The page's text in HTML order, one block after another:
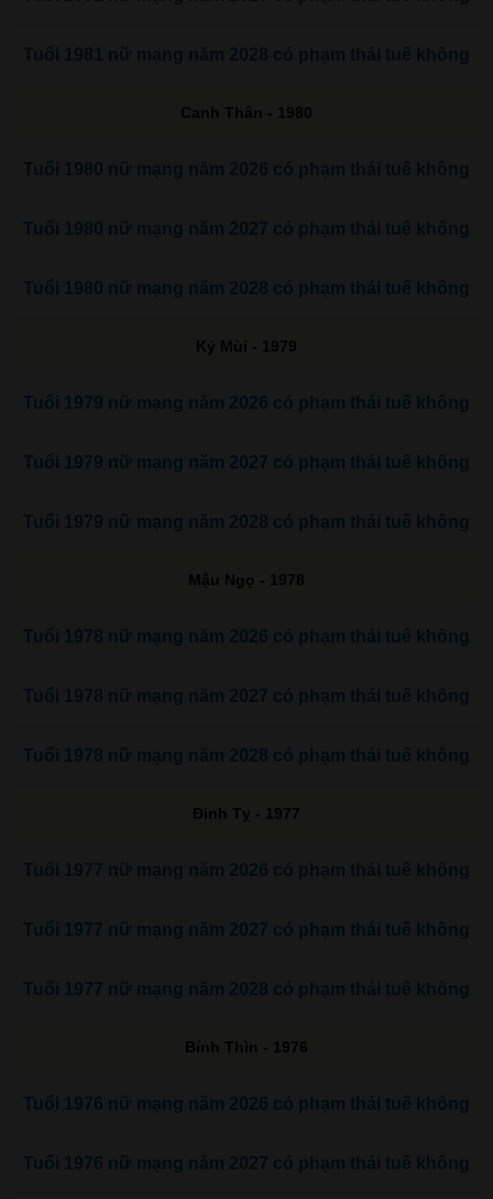
Tuổi 1981 nữ mạng năm 2028 có phạm thái tuế không
Canh Thân - 1980
Tuổi 1980 nữ mạng năm 2026 có phạm thái tuế không
Tuổi 1980 nữ mạng năm 2027 có phạm thái tuế không
Tuổi 1980 nữ mạng năm 2028 có phạm thái tuế không
Kỷ Mùi - 1979
Tuổi 1979 nữ mạng năm 2026 có phạm thái tuế không
Tuổi 1979 nữ mạng năm 2027 có phạm thái tuế không
Tuổi 1979 nữ mạng năm 2028 có phạm thái tuế không
Mậu Ngọ - 1978
Tuổi 1978 nữ mạng năm 2026 có phạm thái tuế không
Tuổi 1978 nữ mạng năm 2027 có phạm thái tuế không
Tuổi 1978 nữ mạng năm 2028 có phạm thái tuế không
Đinh Tỵ - 1977
Tuổi 1977 nữ mạng năm 2026 có phạm thái tuế không
Tuổi 1977 nữ mạng năm 2027 có phạm thái tuế không
Tuổi 1977 nữ mạng năm 2028 có phạm thái tuế không
Bính Thìn - 1976
Tuổi 1976 nữ mạng năm 2026 có phạm thái tuế không
Tuổi 1976 nữ mạng năm 2027 có phạm thái tuế không